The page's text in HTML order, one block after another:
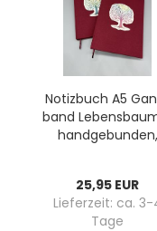
No­tiz­buch A5
band
hand­ge­bun­den,
25,95 EUR
Lieferzeit: ca. 3-
Tage